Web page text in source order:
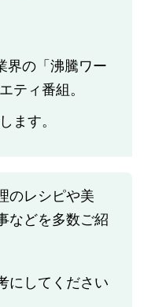
界の「沸騰ワー
ティ番組。
ます。
のレシピや美
などを多数ご紹
にしてください